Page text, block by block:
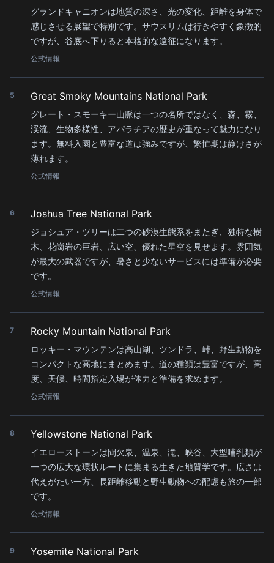
グランドキャニオンは地質の深さ、光の変化、距離を身体で
感じさせる展望で特別です。サウスリムは行きやすく象徴的
ですが、谷底へ下りると本格的な遠征になります。
公式情報
5 Great Smoky Mountains National Park
グレート・スモーキー山脈は一つの名所ではなく、森、霧、
渓流、生物多様性、アパラチアの歴史が重なって魅力になり
ます。無料入園と豊富な道は強みですが、繁忙期は静けさが
薄れます。
公式情報
6 Joshua Tree National Park
ジョシュア・ツリーは二つの砂漠生態系をまたぎ、独特な樹
木、花崗岩の巨岩、広い空、優れた星空を見せます。雰囲気
が最大の武器ですが、暑さと少ないサービスには準備が必要
です。
公式情報
7 Rocky Mountain National Park
ロッキー・マウンテンは高山湖、ツンドラ、峠、野生動物を
コンパクトな高地にまとめます。道の種類は豊富ですが、高
度、天候、時間指定入場が体力と準備を求めます。
公式情報
8 Yellowstone National Park
イエローストーンは間欠泉、温泉、滝、峡谷、大型哺乳類が
一つの広大な環状ルートに集まる生きた地質学です。広さは
代えがたい一方、長距離移動と野生動物への配慮も旅の一部
です。
公式情報
9 Yosemite National Park